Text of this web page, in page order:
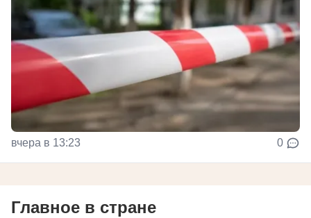
вчера в 13:23 0
Главное в стране